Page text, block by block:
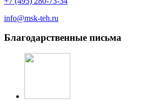
info@msk-teh.ru
Благодарственные письма